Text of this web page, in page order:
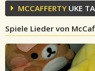
MCCAFFERTYUKE
Spiele Lieder von